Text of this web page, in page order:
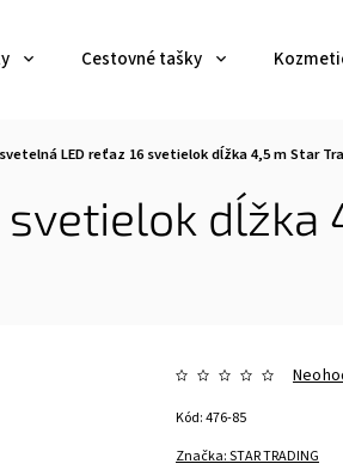
Cestovné tašky
LED reťaz 16 svetielok dĺžka 4,5 m Star
dĺžka
Značka:STAR TRADING
Kód:476-85